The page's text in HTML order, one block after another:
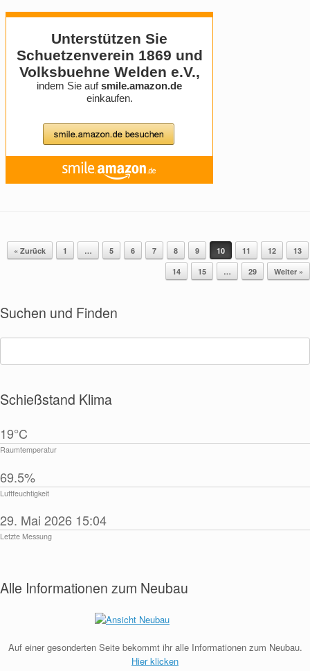
Beitragsnavigation
« Zurück 1 … 5 6 7 8 9 10 11 12
13
14
15 … 29 Weiter »
Suchen und Finden
Suchen
Schießstand Klima
19°C
Raumtemperatur
69.5%
Luftfeuchtigkeit
29. Mai 2026 15:04
Letzte Messung
Alle Informationen zum Neubau
Auf einer gesonderten Seite bekommt ihr alle Informationen zum Neubau.
Hier klicken